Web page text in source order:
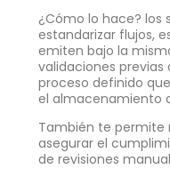
¿Cómo lo hace? los
estandarizar flujos,
emiten bajo la
validaciones previas
proceso definido
el almacenamiento
También te permite
asegurar el
de revisiones